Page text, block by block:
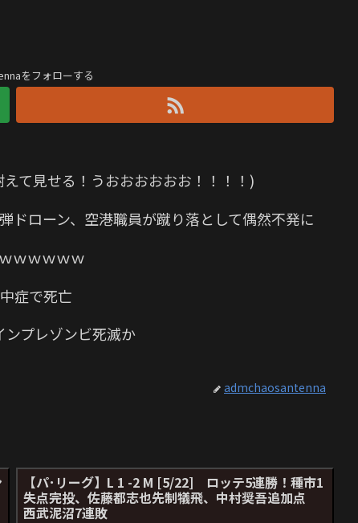
をフォローする
て見せる！うおおおおおお！！！！)
ドローン、空港職員が蹴り落として偶然不発に
ｗｗｗｗｗ
症で死亡
プレゾンビ死滅か
admchaosantenna
【パ･リーグ】L 1 -2 M [5/22] ロッテ5連勝！種市1
失点完投、佐藤都志也先制犠飛、中村奨吾追加点
西武泥沼7連敗